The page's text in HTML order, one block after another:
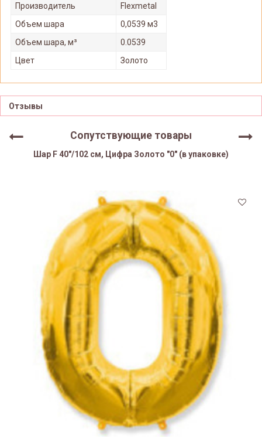
Производитель
Flexmetal
Объем шара
0,0539 м3
Объем шара, м³
0.0539
Цвет
Золото
Отзывы
Сопутствующие товары
Шар F 40"/102 см, Цифра Золото "0" (в упаковке)